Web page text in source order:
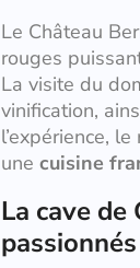
Le Château
rouges
La visite du
vinification,
l’expérience,
une cuisine
La cave
passionnés